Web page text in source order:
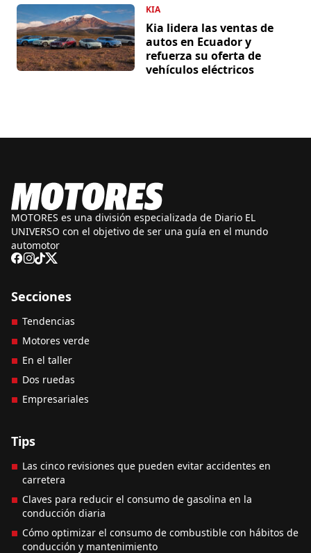
KIA
Kia lidera las ventas de
autos en Ecuador y
refuerza su oferta de
vehículos eléctricos
MOTORES es una división especializada de Diario EL
UNIVERSO con el objetivo de ser una guía en el mundo
automotor
Secciones
Tendencias
Motores verde
En el taller
Dos ruedas
Empresariales
Tips
Las cinco revisiones que pueden evitar accidentes en
carretera
Claves para reducir el consumo de gasolina en la
conducción diaria
Cómo optimizar el consumo de combustible con hábitos de
conducción y mantenimiento